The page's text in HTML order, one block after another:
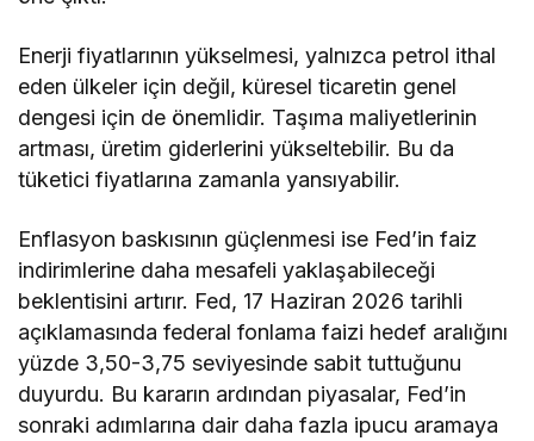
Enerji fiyatlarının yükselmesi, yalnızca petrol ithal
eden ülkeler için değil, küresel ticaretin genel
dengesi için de önemlidir. Taşıma maliyetlerinin
artması, üretim giderlerini yükseltebilir. Bu da
tüketici fiyatlarına zamanla yansıyabilir.
Enflasyon baskısının güçlenmesi ise Fed’in faiz
indirimlerine daha mesafeli yaklaşabileceği
beklentisini artırır. Fed, 17 Haziran 2026 tarihli
açıklamasında federal fonlama faizi hedef aralığını
yüzde 3,50-3,75 seviyesinde sabit tuttuğunu
duyurdu. Bu kararın ardından piyasalar, Fed’in
sonraki adımlarına dair daha fazla ipucu aramaya